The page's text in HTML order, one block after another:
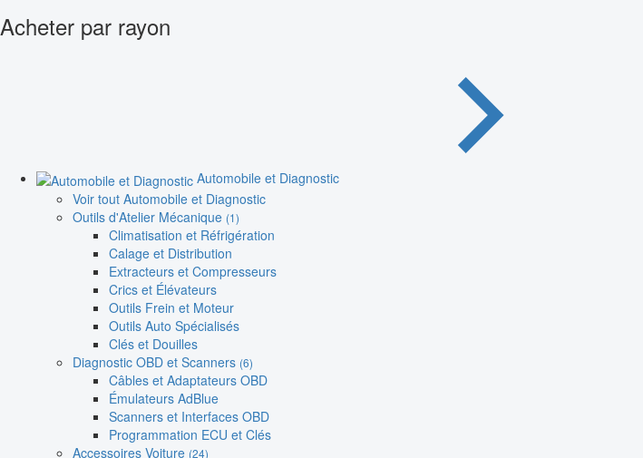
Acheter par rayon
Automobile et Diagnostic
Voir tout Automobile et Diagnostic
Outils d'Atelier Mécanique (1)
Climatisation et Réfrigération
Calage et Distribution
Extracteurs et Compresseurs
Crics et Élévateurs
Outils Frein et Moteur
Outils Auto Spécialisés
Clés et Douilles
Diagnostic OBD et Scanners (6)
Câbles et Adaptateurs OBD
Émulateurs AdBlue
Scanners et Interfaces OBD
Programmation ECU et Clés
Accessoires Voiture (24)